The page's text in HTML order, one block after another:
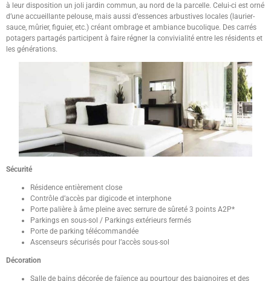
à leur disposition un joli jardin commun, au nord de la parcelle. Celui-ci est orné
d’une accueillante pelouse, mais aussi d’essences arbustives locales (laurier-
sauce, mûrier, figuier, etc.) créant ombrage et ambiance bucolique. Des carrés
potagers partagés participent à faire régner la convivialité entre les résidents et
les générations.
Sécurité
Résidence entièrement close
Contrôle d’accès par digicode et interphone
Porte palière à âme pleine avec serrure de sûreté 3 points A2P*
Parkings en sous-sol / Parkings extérieurs fermés
Porte de parking télécommandée
Ascenseurs sécurisés pour l’accès sous-sol
Décoration
Salle de bains décorée de faïence au pourtour des baignoires et des